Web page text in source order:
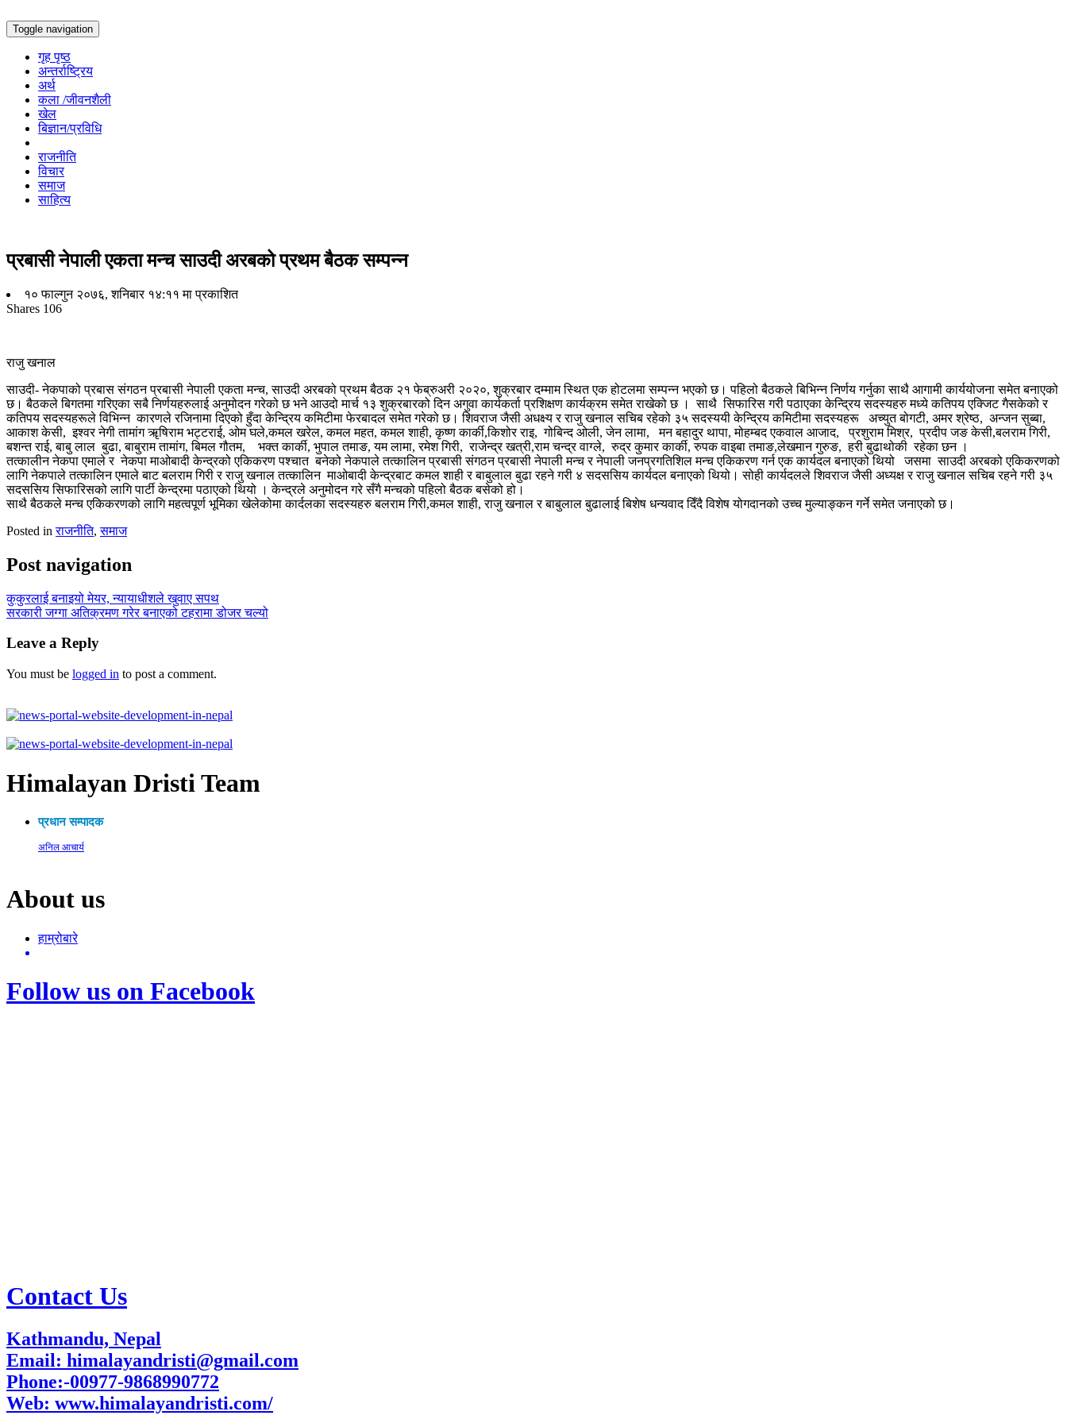
Toggle navigation
गृह पृष्ठ
अन्तर्राष्ट्रिय
अर्थ
कला /जीवनशैली
खेल
बिज्ञान/प्रविधि
राजनीति
विचार
समाज
साहित्य
प्रबासी नेपाली एकता मन्च साउदी अरबको प्रथम बैठक सम्पन्न
१० फाल्गुन २०७६, शनिबार १४:११ मा प्रकाशित
Shares 106
राजु खनाल
साउदी- नेकपाको प्रबास संगठन प्रबासी नेपाली एकता मन्च, साउदी अरबको प्रथम बैठक २१ फेब्रुअरी २०२०, शुक्रबार दम्माम स्थित एक होटलमा सम्पन्न भएको छ। पहिलो बैठकले बिभिन्न निर्णय गर्नुका साथै आगामी कार्ययोजना समेत बनाएको
छ। बैठकले बिगतमा गरिएका सबै निर्णयहरुलाई अनुमोदन गरेको छ भने आउदो मार्च १३ शुक्रबारको दिन अगुवा कार्यकर्ता प्रशिक्षण कार्यक्रम समेत राखेको छ । साथै सिफारिस गरी पठाएका केन्द्रिय सदस्यहरु मध्ये कतिपय एक्जिट गैसकेको र
कतिपय सदस्यहरूले विभिन्न कारणले रजिनामा दिएको हुँदा केन्द्रिय कमिटीमा फेरबादल समेत गरेको छ। शिवराज जैसी अधक्ष्य र राजु खनाल सचिब रहेको ३५ सदस्ययी केन्द्रिय कमिटीमा सदस्यहरू अच्युत बोगटी, अमर श्रेष्ठ, अन्जन सुब्बा,
आकाश केसी, इश्वर नेगी तामांग ॠषिराम भट्टराई, ओम घले,कमल खरेल, कमल महत, कमल शाही, कृष्ण कार्की,किशोर राइ, गोबिन्द ओली, जेन लामा, मन बहादुर थापा, मोहम्बद एकवाल आजाद, प्रशुराम मिश्र, प्रदीप जङ केसी,बलराम गिरी,
बशन्त राई, बाबु लाल बुढा, बाबुराम तामांग, बिमल गौतम, भक्त कार्की, भुपाल तमाङ, यम लामा, रमेश गिरी, राजेन्द्र खत्री,राम चन्द्र वाग्ले, रुद्र कुमार कार्की, रुपक वाइबा तमाङ,लेखमान गुरुङ, हरी बुढाथोकी रहेका छन ।
तत्कालीन नेकपा एमाले र नेकपा माओबादी केन्द्रको एकिकरण पश्चात बनेको नेकपाले तत्कालिन प्रबासी संगठन प्रबासी नेपाली मन्च र नेपाली जनप्रगतिशिल मन्च एकिकरण गर्न एक कार्यदल बनाएको थियो जसमा साउदी अरबको एकिकरणको
लागि नेकपाले तत्कालिन एमाले बाट बलराम गिरी र राजु खनाल तत्कालिन माओबादी केन्द्रबाट कमल शाही र बाबुलाल बुढा रहने गरी ४ सदससिय कार्यदल बनाएको थियो। सोही कार्यदलले शिवराज जैसी अध्यक्ष र राजु खनाल सचिब रहने गरी ३५
सदससिय सिफारिसको लागि पार्टी केन्द्रमा पठाएको थियो । केन्द्रले अनुमोदन गरे सँगै मन्चको पहिलो बैठक बसेको हो।
साथै बैठकले मन्च एकिकरणको लागि महत्वपूर्ण भूमिका खेलेकोमा कार्दलका सदस्यहरु बलराम गिरी,कमल शाही, राजु खनाल र बाबुलाल बुढालाई बिशेष धन्यवाद दिँदै विशेष योगदानको उच्च मुल्याङ्कन गर्ने समेत जनाएको छ।
Posted inराजनीति,समाज
Post navigation
कुकुरलाई बनाइयो मेयर, न्यायाधीशले खुवाए सपथ
सरकारी जग्गा अतिक्रमण गरेर बनाएको टहरामा डोजर चल्यो
Leave a Reply
You must be logged in to post a comment.
Himalayan Dristi Team
प्रधान सम्पादक
अनिल आचार्य
About us
हाम्रोबारे
Follow us on Facebook
Contact Us
Kathmandu, Nepal
Email: himalayandristi@gmail.com
Phone:-00977-9868990772
Web: www.himalayandristi.com/